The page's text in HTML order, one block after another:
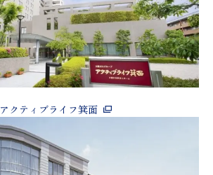
アクティブライフ箕面